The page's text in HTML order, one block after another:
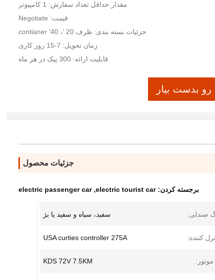
مقدار حداقل تعداد سفارش: 1 کامپیوتر
قیمت: Negotiate
جزئیات بسته بندی: ظرف 20 '، 40' contianer
زمان تحویل: 7-15 روز کاری
قابلیت ارائه: 300 پیک در هر ماه
بدست بیار
جزئیات محصول
برجسته کردن:electric tourist car
,
electric passenger car
صندلی: سفید، سیاه و سفید یا بژ
کننده: USA curties controller 275A
موتور: KDS 72V 7.5KM